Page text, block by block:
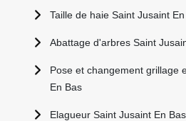
Taille de haie Saint Jusaint
Abattage d'arbres Saint
Pose et changement grillage
En Bas
Elagueur Saint Jusaint En Bas